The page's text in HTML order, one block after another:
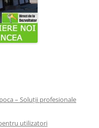
– Soluții profesionale
utilizatori